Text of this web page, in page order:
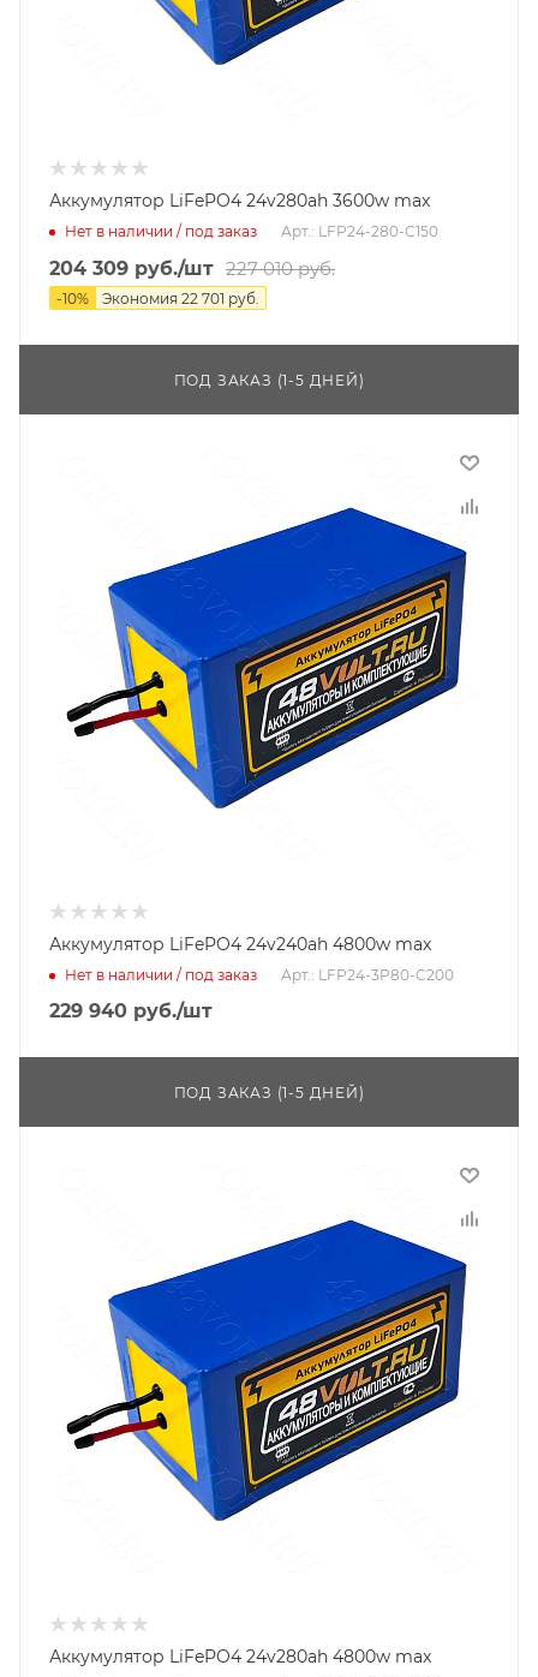
Аккумулятор LiFePO4 24v280ah 3600w max
Нет в наличии / под заказ Арт.: LFP24-280-C150
204 309 руб./шт 227 010руб.
-10% Экономия 22 701 руб.
ПОД ЗАКАЗ (1-5 ДНЕЙ)
Аккумулятор LiFePO4 24v240ah 4800w max
Нет в наличии / под заказ Арт.: LFP24-3P80-C200
229 940 руб./шт
ПОД ЗАКАЗ (1-5 ДНЕЙ)
Аккумулятор LiFePO4 24v280ah 4800w max